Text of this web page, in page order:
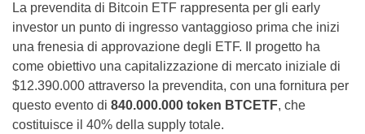
La prevendita di Bitcoin ETF rappresenta per gli early
investor un punto di ingresso vantaggioso prima che inizi
una frenesia di approvazione degli ETF. Il progetto ha
come obiettivo una capitalizzazione di mercato iniziale di
$12.390.000 attraverso la prevendita, con una fornitura per
questo evento di 840.000.000 token BTCETF, che
costituisce il 40% della supply totale.